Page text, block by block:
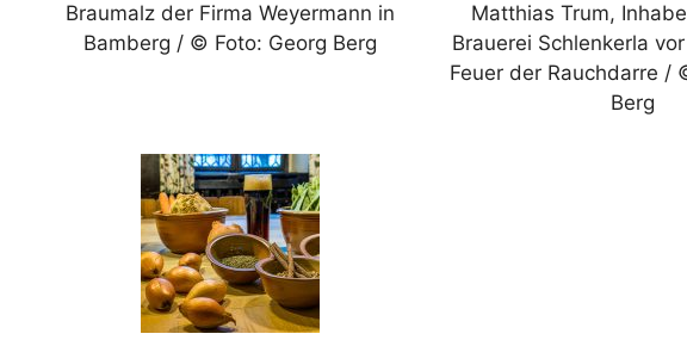
Braumalz der Firma Weyermann in
Bamberg / © Foto: Georg Berg
Matthias Trum,
Brauerei Schlenkerla
Feuer der Rauchdarre /
Berg